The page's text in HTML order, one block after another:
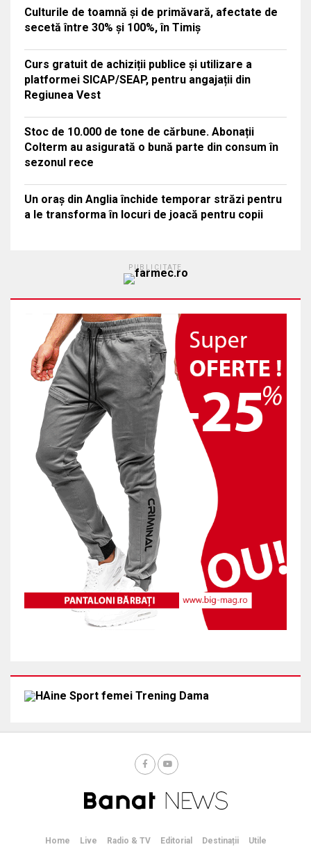
Culturile de toamnă și de primăvară, afectate de
secetă între 30% și 100%, în Timiș
Curs gratuit de achiziții publice și utilizare a
platformei SICAP/SEAP, pentru angajații din
Regiunea Vest
Stoc de 10.000 de tone de cărbune. Abonații
Colterm au asigurată o bună parte din consum în
sezonul rece
Un oraș din Anglia închide temporar străzi pentru
a le transforma în locuri de joacă pentru copii
PUBLICITATE
Home Live Radio & TV Editorial Destinații
Utile